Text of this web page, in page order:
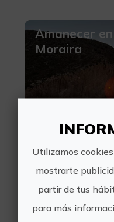
Amanecer
Moraira
Teulada-
Turismo
0
Utilizamos
mostrarte
partir de tus
para más